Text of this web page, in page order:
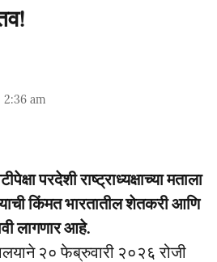
2:36 am
परदेशी राष्ट्राध्यक्षाच्या मताला
किंमत भारतातील शेतकरी आणि
लागणार आहे.
२० फेब्रुवारी २०२६ रोजी